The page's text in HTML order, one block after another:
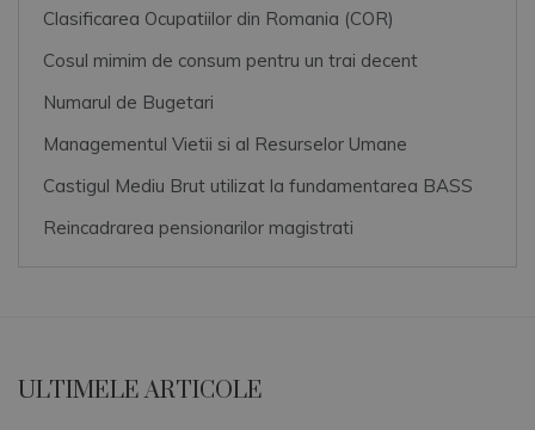
Clasificarea Ocupatiilor din Romania (COR)
Cosul mimim de consum pentru un trai decent
Numarul de Bugetari
Managementul Vietii si al Resurselor Umane
Castigul Mediu Brut utilizat la fundamentarea BASS
Reincadrarea pensionarilor magistrati
ULTIMELE ARTICOLE